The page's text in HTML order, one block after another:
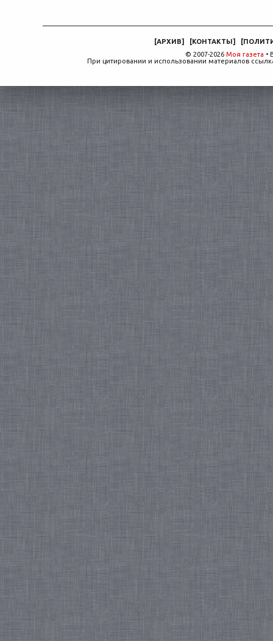
[АРХИВ] [КОНТАКТЫ] [
© 2007-2026 Моя газета •
При цитировании и использовании материалов